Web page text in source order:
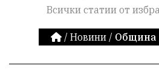
Всички статии от
/ Новини / Община